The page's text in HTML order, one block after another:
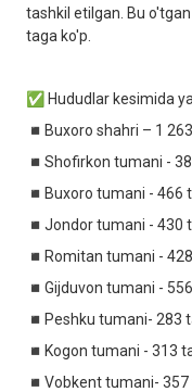
tashkil etilgan. Bu
taga ko'p.
✅ Hududlar kesimida
◾️Buxoro shahri – 1
◾️Shofirkon tumani -
◾️Buxoro tumani - 466
◾️Jondor tumani - 430
◾️Romitan tumani -
◾️Gijduvon tumani -
◾️Peshku tumani- 283
◾️Kogon tumani - 313
◾️Vobkent tumani- 357